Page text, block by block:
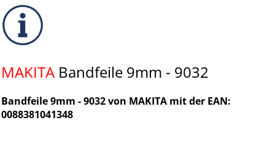
MAKITA Bandfeile 9mm - 9032
Bandfeile 9mm - 9032 von MAKITA mit der EAN:
0088381041348